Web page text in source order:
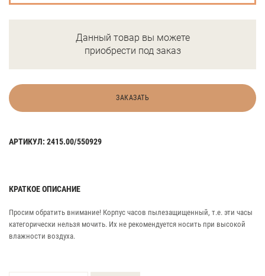
Данный товар вы можете
приобрести под заказ
ЗАКАЗАТЬ
АРТИКУЛ: 2415.00/550929
КРАТКОЕ ОПИСАНИЕ
Просим обратить внимание! Корпус часов пылезащищенный, т.е. эти часы
категорически нельзя мочить. Их не рекомендуется носить при высокой
влажности воздуха.